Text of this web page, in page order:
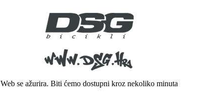
Web se ažurira. Biti ćemo dostupni kroz nekoliko minuta